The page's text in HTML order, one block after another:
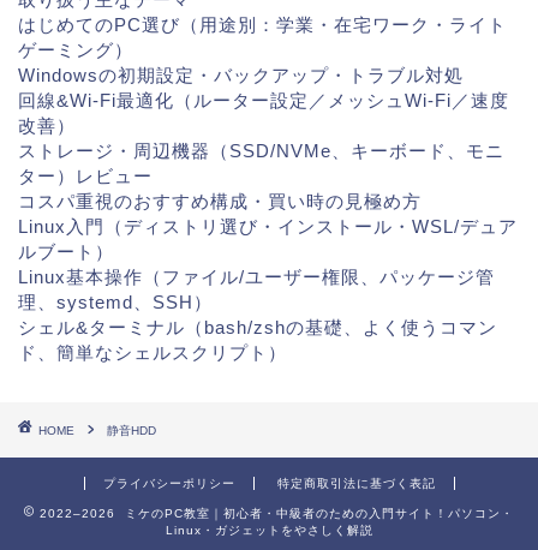
はじめてのPC選び（用途別：学業・在宅ワーク・ライト
ゲーミング）
Windowsの初期設定・バックアップ・トラブル対処
回線&Wi-Fi最適化（ルーター設定／メッシュWi-Fi／速度
改善）
ストレージ・周辺機器（SSD/NVMe、キーボード、モニ
ター）レビュー
コスパ重視のおすすめ構成・買い時の見極め方
Linux入門（ディストリ選び・インストール・WSL/デュア
ルブート）
Linux基本操作（ファイル/ユーザー権限、パッケージ管
理、systemd、SSH）
シェル&ターミナル（bash/zshの基礎、よく使うコマン
ド、簡単なシェルスクリプト）
HOME 静音HDD
プライバシーポリシー 特定商取引法に基づく表記
2022–2026 ミケのPC教室｜初心者・中級者のための入門サイト！パソコン・
Linux・ガジェットをやさしく解説